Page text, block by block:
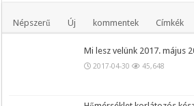
Népszerű Új kommentek Címkék
Mi lesz velünk 2017. május
2017-04-30 45,648